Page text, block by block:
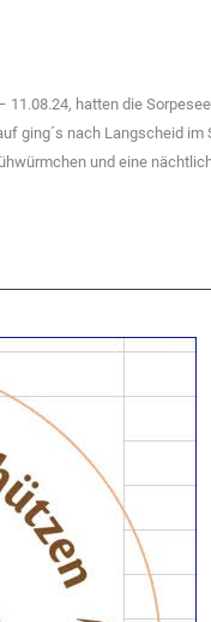
hatten die
ging´s nach Langscheid im
und eine